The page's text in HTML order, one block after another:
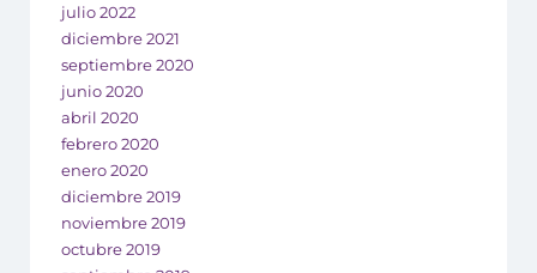
julio 2022
diciembre 2021
septiembre 2020
junio 2020
abril 2020
febrero 2020
enero 2020
diciembre 2019
noviembre 2019
octubre 2019